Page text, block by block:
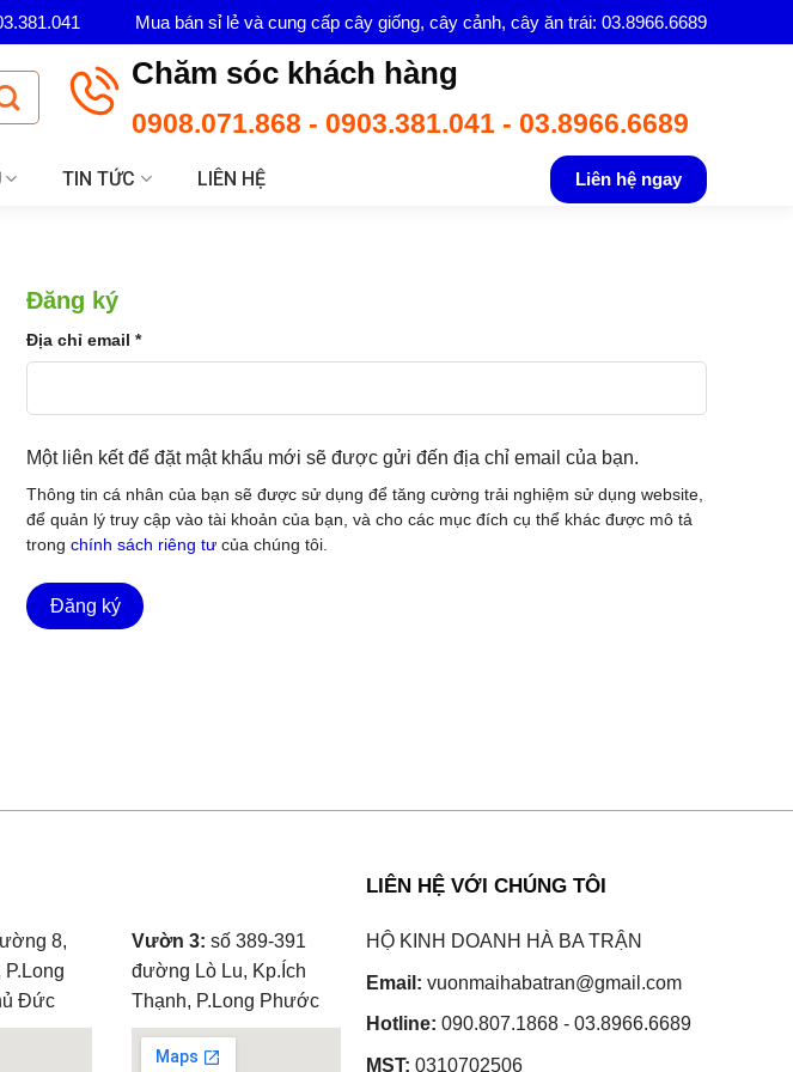
Mua bán sỉ lẻ và cung cấp cây giống, cây cảnh, cây ăn trái: 03.8966.6689
Chăm sóc khách hàng
0908.071.868 - 0903.381.041 - 03.8966.6689
TIN TỨC LIÊN HỆ Liên hệ ngay
Đăng ký
Địa chỉ email *
Một liên kết để đặt mật khẩu mới sẽ được gửi đến địa chỉ email của bạn.
Thông tin cá nhân của bạn sẽ được sử dụng để tăng cường trải nghiệm sử dụng website,
để quản lý truy cập vào tài khoản của bạn, và cho các mục đích cụ thể khác được mô tả
trong chính sách riêng tư của chúng tôi.
Đăng ký
8,
P.Long
Đức
Vườn 3: số 389-391
đường Lò Lu, Kp.Ích
Thạnh, P.Long Phước
LIÊN HỆ VỚI CHÚNG TÔI
HỘ KINH DOANH HÀ BA TRẬN
Email: vuonmaihabatran@gmail.com
Hotline: 090.807.1868 - 03.8966.6689
MST:0310702506